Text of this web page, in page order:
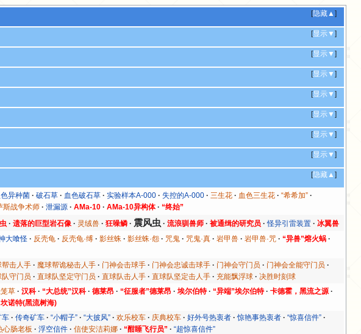
[隐藏▲]
[显示▼]
[显示▼]
[显示▼]
[显示▼]
[显示▼]
[显示▼]
[显示▼]
[隐藏▲]
异种菌 破石草 血色破石草 实验样本A-000 失控的A-000 三生花 血色三生花
“希希加”
斯战争术师 泄漏源 AMa-10 AMa-10异构体
“终始”
遗落的巨型岩石像 灵绒兽 狂噪鳞 震风虫 流浪驯兽师 被通缉的研究员 怪异引雷装置 冰翼兽
大喰怪 反壳龟 反壳龟·缚 影丝蛛 影丝蛛·怨 咒鬼 咒鬼·真 岩甲兽 岩甲兽·咒
“异兽”熔火蜗
帮击人手 魔球帮诡秘击人手 门神会击球手 门神会忠诚击球手 门神会守门员
门神会全能守门员
队守门员 直球队坚定守门员 直球队击人手 直球队坚定击人手 充能飘浮球 决胜时刻球
草 汉科 “大总统”汉科 德莱昂 “征服者”德莱昂 埃尔伯特 “异端”埃尔伯特
卡德霍，黑流之源
坎诺特(黑流树海)
车 传奇矿车 “小帽子” “大披风” 欢乐校车 庆典校车 好外号热衷者 惊艳事热衷者
“惊喜信件”
心肠老板 浮空信件 信使安洁莉娜 “酣睡飞行员”
“超惊喜信件”